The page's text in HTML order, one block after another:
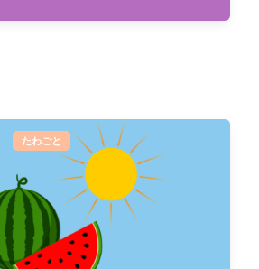
たわごと